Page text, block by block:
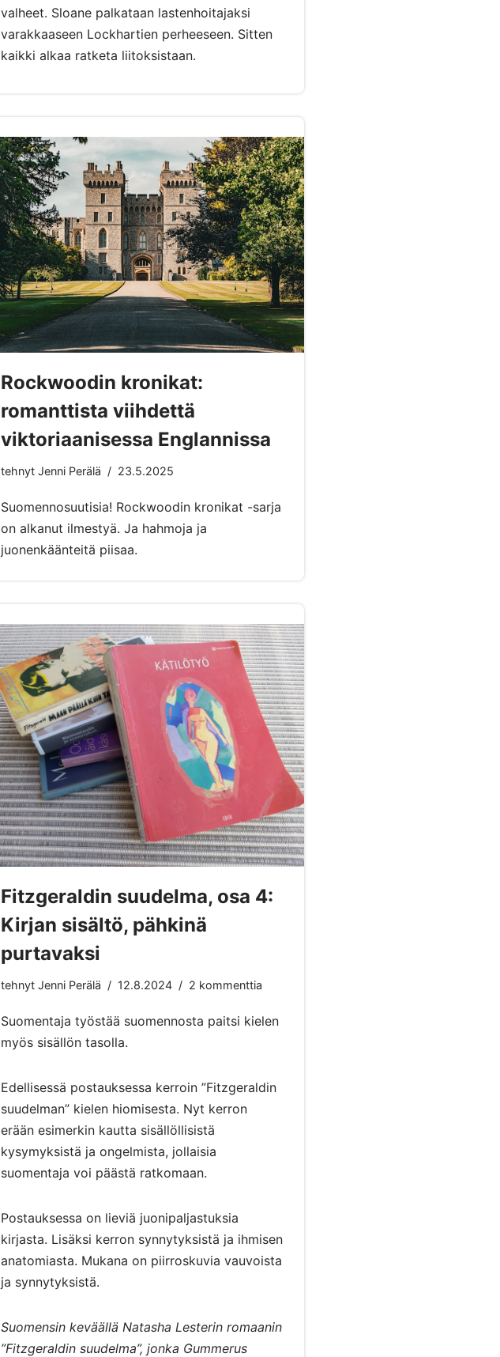
valheet. Sloane palkataan lastenhoitajaksi
varakkaaseen Lockhartien perheeseen. Sitten
kaikki alkaa ratketa liitoksistaan.
Rockwoodin kronikat:
romanttista viihdettä
viktoriaanisessa Englannissa
tehnyt Jenni Perälä 23.5.2025
Suomennosuutisia! Rockwoodin kronikat -sarja
on alkanut ilmestyä. Ja hahmoja ja
juonenkäänteitä piisaa.
Fitzgeraldin suudelma, osa 4:
Kirjan sisältö, pähkinä
purtavaksi
tehnyt Jenni Perälä 12.8.2024 2 kommenttia
Suomentaja työstää suomennosta paitsi kielen
myös sisällön tasolla.
Edellisessä postauksessa kerroin ”Fitzgeraldin
suudelman” kielen hiomisesta. Nyt kerron
erään esimerkin kautta sisällöllisistä
kysymyksistä ja ongelmista, jollaisia
suomentaja voi päästä ratkomaan.
Postauksessa on lieviä juonipaljastuksia
kirjasta. Lisäksi kerron synnytyksistä ja ihmisen
anatomiasta. Mukana on piirroskuvia vauvoista
ja synnytyksistä.
Suomensin keväällä Natasha Lesterin romaanin
”Fitzgeraldin suudelma”, jonka Gummerus